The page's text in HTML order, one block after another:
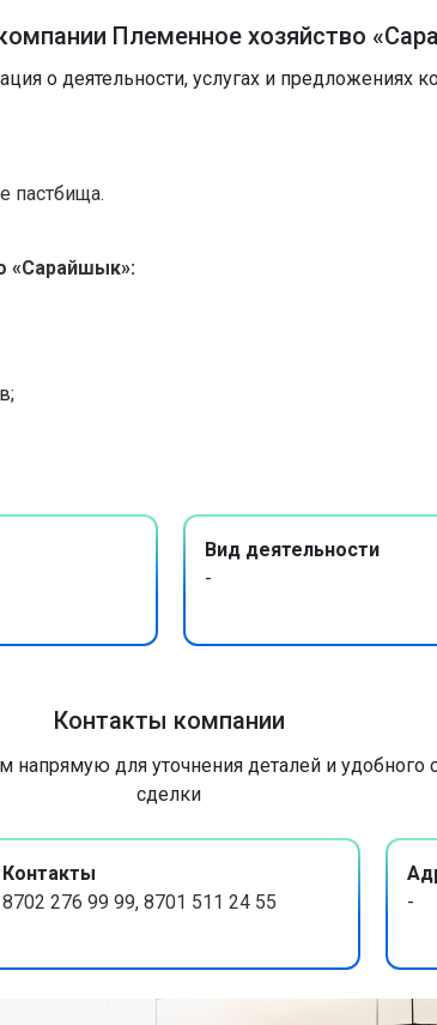
Племенное хозяйство
о деятельности, услугах и предложениях
пастбища.
«Сарайшык»:
Вид деятельности
-
Контакты компании
напрямую для уточнения деталей и удобного
сделки
Контакты
8702 276 99 99, 8701 511 24 55
-